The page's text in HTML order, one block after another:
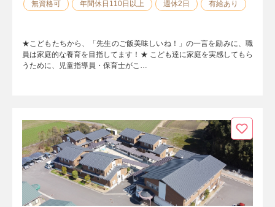
無資格可 年間休日110日以上 週休2日 有給あり
★こどもたちから、「先生のご飯美味しいね！」の一言を励みに、職
員は家庭的な養育を目指してます！★ こども達に家庭を実感してもら
うために、児童指導員・保育士がこ…